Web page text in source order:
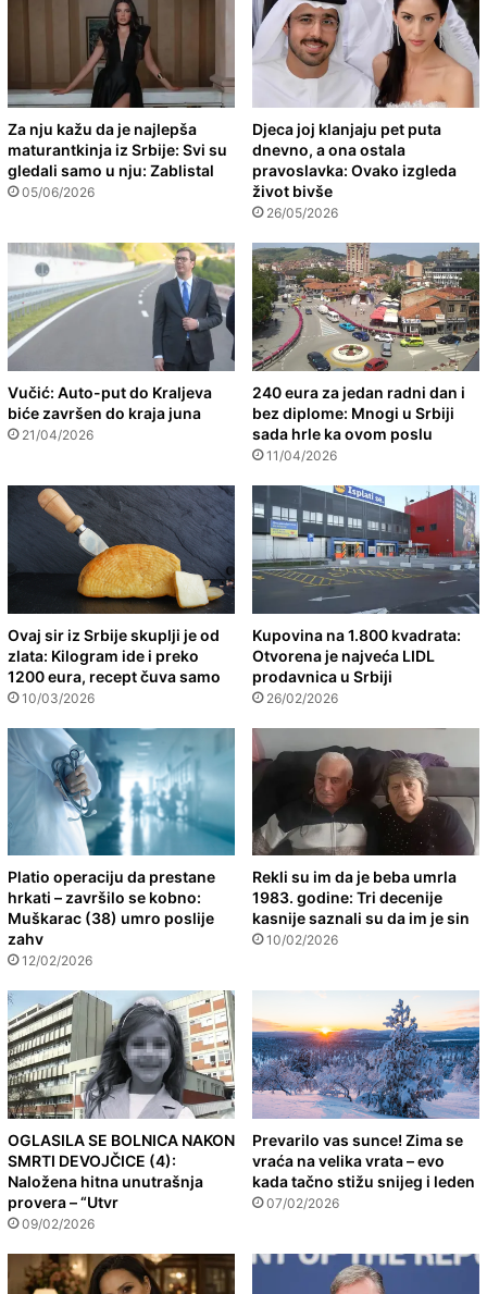
Za nju kažu da je najlepša
maturantkinja iz Srbije: Svi su
gledali samo u nju: Zablistal
05/06/2026
Djeca joj klanjaju pet puta
dnevno, a ona ostala
pravoslavka: Ovako izgleda
život bivše
26/05/2026
Vučić: Auto-put do Kraljeva
biće završen do kraja juna
21/04/2026
240 eura za jedan radni dan i
bez diplome: Mnogi u Srbiji
sada hrle ka ovom poslu
11/04/2026
Ovaj sir iz Srbije skuplji je od
zlata: Kilogram ide i preko
1200 eura, recept čuva samo
10/03/2026
Kupovina na 1.800 kvadrata:
Otvorena je najveća LIDL
prodavnica u Srbiji
26/02/2026
Platio operaciju da prestane
hrkati – završilo se kobno:
Muškarac (38) umro poslije
zahv
12/02/2026
Rekli su im da je beba umrla
1983. godine: Tri decenije
kasnije saznali su da im je sin
10/02/2026
OGLASILA SE BOLNICA NAKON
SMRTI DEVOJČICE (4):
Naložena hitna unutrašnja
provera – “Utvr
09/02/2026
Prevarilo vas sunce! Zima se
vraća na velika vrata – evo
kada tačno stižu snijeg i leden
07/02/2026